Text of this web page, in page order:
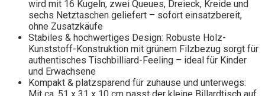
wird mit 16 Kugeln, zwei Queues, Dreieck, Kreide und
sechs Netztaschen geliefert – sofort einsatzbereit,
ohne Zusatzkäufe
Stabiles & hochwertiges Design: Robuste Holz-
Kunststoff-Konstruktion mit grünem Filzbezug sorgt für
authentisches Tischbilliard-Feeling – ideal für Kinder
und Erwachsene
Kompakt & platzsparend für zuhause und unterwegs: